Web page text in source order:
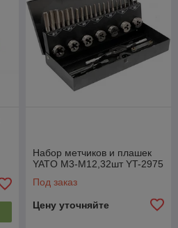
Набор метчиков и плашек
YATO М3-М12,32шт YT-2975
Под заказ
Цену уточняйте